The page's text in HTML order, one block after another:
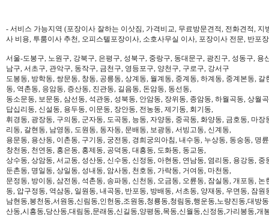
- 서비스 가능지역 (포장이사 잘하는 이삿짐, 가격비교, 무료방문견적, 전화견적,
사 비용, 투룸이사 추천, 오피스텔포장이사, 소호사무실 이사, 포장이사 전문, 반포
서울-도봉구, 노원구, 강북구, 은평구, 성북구, 중랑구, 동대문구, 광진구, 성동구,
남구, 서초구, 관악구, 동작구, 금천구, 영등포구, 양천구, 구로구, 강서구
도봉동, 방학동, 쌍문동, 창동, 공릉동, 상계동, 월계동, 중계동, 하계동, 중계본동,
동, 역촌동, 응암동, 증산동, 진관동, 길음동, 돈암동, 동선동,
동소문동, 보문동, 삼선동, 석관동, 성북동, 안암동, 장위동, 종암동, 하월곡동, 상월
답십리동, 신설동, 용두동, 이문동, 장안동, 전농동, 제기동, 회기동,
휘경동, 광장동, 구의동, 군자동, 도곡동, 능동, 자양동, 중곡동, 화양동, 금호동, 마
리동, 갈현동, 남영동, 도원동, 동자동, 문배동, 보광동, 서빙고동, 신계동,
용문동, 용산동, 이촌동, 구기동, 궁전동, 경희궁의아침, 내수동, 누상동, 동숭동, 명
창천동, 천연동, 홍은동, 홍제동, 공덕동, 대흥동, 도화동, 동교동,
상수동, 상암동, 서교동, 성산동, 신수동, 신정동, 아현동, 연남동, 염리동, 용강동,
둔촌동, 명일동, 상일동, 성내동, 암사동, 천호동, 가락동, 거여동, 마천동,
문정동, 방이동, 삼전동, 석촌동, 송파동, 신천동, 오금동, 오륜동, 잠실동, 개포동,
동, 압구정동, 역삼동, 일원동, 내곡동, 반포동, 방배동, 서초동, 양재동, 우면동, 잠원
남현동,봉천동,서원동,신림동,인헌동,조원동,청룡동,청림동,행운동,노량진동,대방
산동,시흥동,당산동,대림동,문래동,신길동,양평동,목동,신월동,신정동,가리봉동,개